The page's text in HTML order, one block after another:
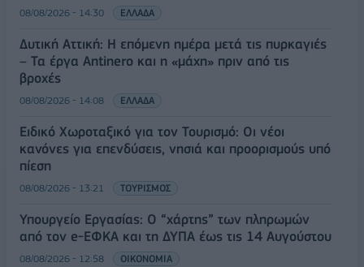
08/08/2026 - 14:30 ΕΛΛΑΔΑ
Δυτική Αττική: Η επόμενη ημέρα μετά τις πυρκαγιές
– Τα έργα Antinero και η «μάχη» πριν από τις
βροχές
08/08/2026 - 14:08 ΕΛΛΑΔΑ
Ειδικό Χωροταξικό για τον Τουρισμό: Οι νέοι
κανόνες για επενδύσεις, νησιά και προορισμούς υπό
πίεση
08/08/2026 - 13:21 ΤΟΥΡΙΣΜΟΣ
Υπουργείο Εργασίας: Ο “χάρτης” των πληρωμών
από τον e-ΕΦΚΑ και τη ΔΥΠΑ έως τις 14 Αυγούστου
08/08/2026 - 12:58 ΟΙΚΟΝΟΜΙΑ